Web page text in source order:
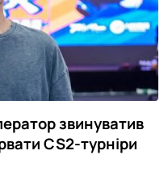
звинуватив
CS2-турніри